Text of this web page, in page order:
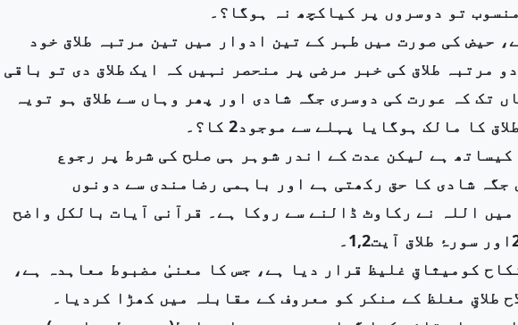
تو دوسروں پر کیاکچھ نہ ہوگا؟۔
حیض کی صورت میں طہر کے تین ادوار میں تین مرتبہ طلاق خود
مرتبہ طلاق کی خبر مرضی پر منحصر نہیں کہ ایک طلاق دی تو باقی
تک کہ عورت کی دوسری جگہ شادی اور پھر وہاں سے طلاق ہو تویہ
ہے لیکن عدت کے اندر شوہر ہی صلح کی شرط پر رجوع
شادی کا حق رکھتی ہے اور باہمی رضامندی سے دونوں
اللہ نے رکاوٹ ڈالنے سے روکا ہے۔ قرآنی آیات بالکل واضح
کومیثاقِ غلیظ قرار دیا ہے، جس کا معنیٰ مضبوط معاہدہ ہے،
طلاقِ مغلظ کے منکر کو معروف کے مقابلہ میں کھڑا کردیا۔